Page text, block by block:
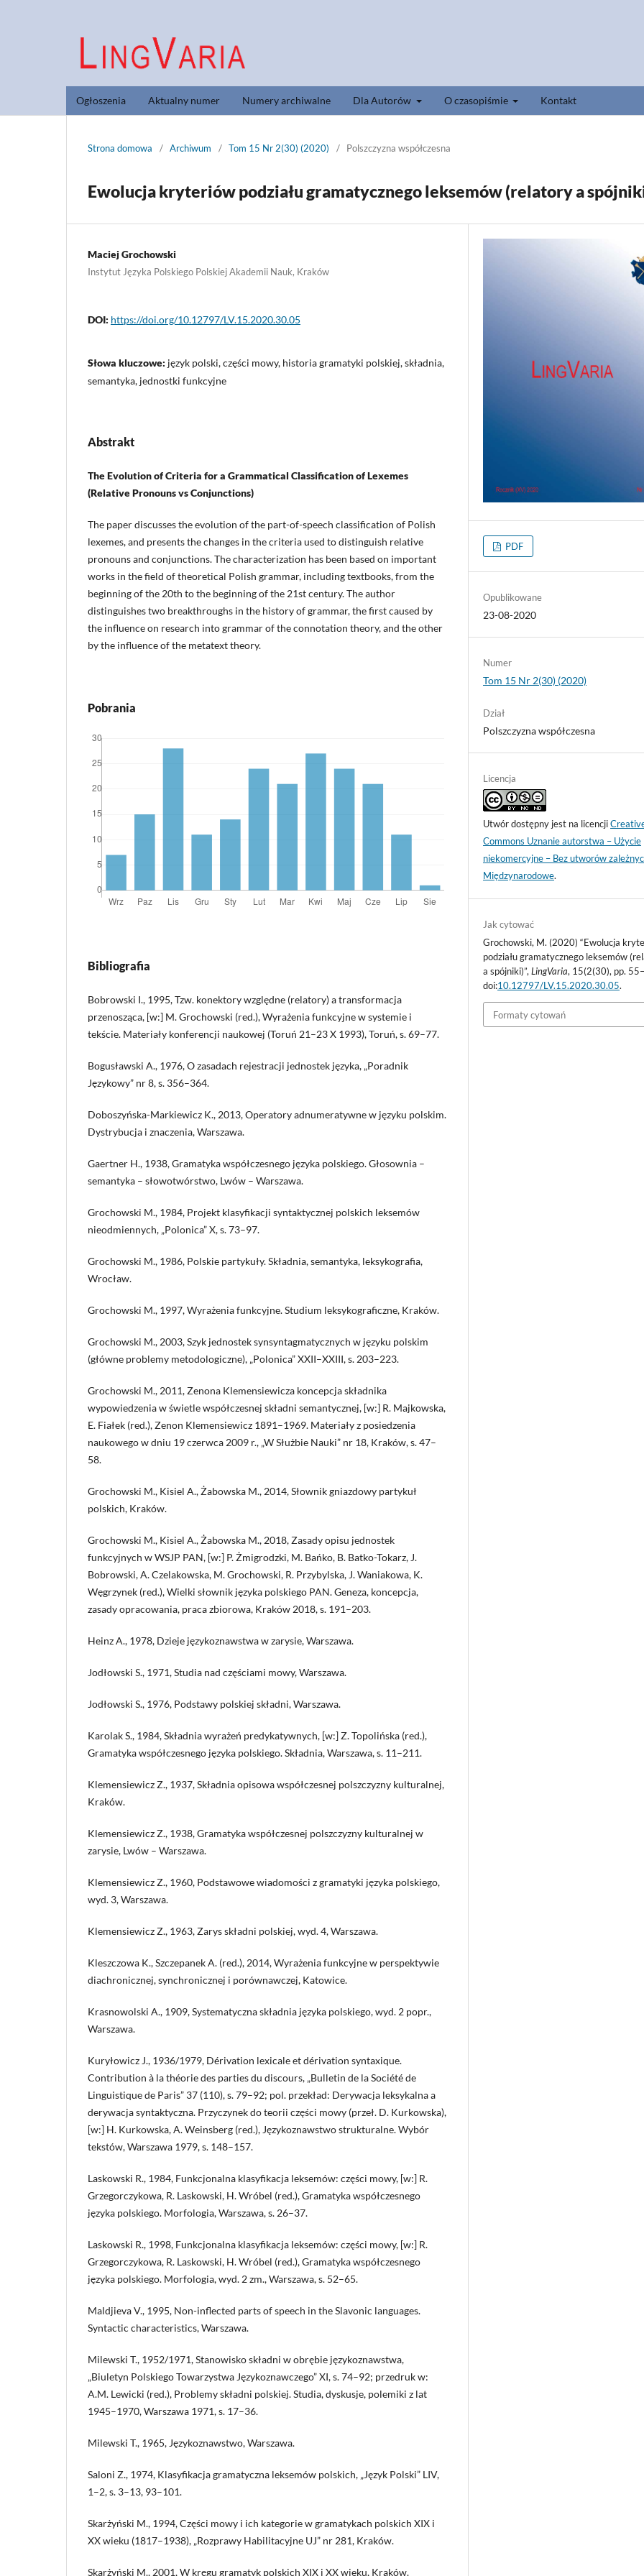
Ogłoszenia Aktualny numer Numery archiwalne Dla Autorów O czasopiśmie Kontakt
Strona domowa / Archiwum / Tom 15 Nr 2(30) (2020) / Polszczyzna współczesna
Ewolucja kryteriów podziału gramatycznego leksemów (relatory a
Maciej Grochowski
Instytut Języka Polskiego Polskiej Akademii Nauk, Kraków
DOI: https://doi.org/10.12797/LV.15.2020.30.05
Słowa kluczowe: język polski, części mowy, historia gramatyki polskiej, składnia,
semantyka, jednostki funkcyjne
Abstrakt
The Evolution of Criteria for a Grammatical Classification of Lexemes
(Relative Pronouns vs Conjunctions)
The paper discusses the evolution of the part-of-speech classification of Polish
lexemes, and presents the changes in the criteria used to distinguish relative
pronouns and conjunctions. The characterization has been based on important
works in the field of theoretical Polish grammar, including textbooks, from the
beginning of the 20th to the beginning of the 21st century. The author
distinguishes two breakthroughs in the history of grammar, the first caused by
the influence on research into grammar of the connotation theory, and the other
by the influence of the metatext theory.
Pobrania
Bibliografia
Bobrowski I., 1995, Tzw. konektory względne (relatory) a transformacja
przenosząca, [w:] M. Grochowski (red.), Wyrażenia funkcyjne w systemie i
tekście. Materiały konferencji naukowej (Toruń 21–23 X 1993), Toruń, s. 69–77.
Bogusławski A., 1976, O zasadach rejestracji jednostek języka, „Poradnik
Językowy” nr 8, s. 356–364.
Doboszyńska-Markiewicz K., 2013, Operatory adnumeratywne w języku polskim.
Dystrybucja i znaczenia, Warszawa.
Gaertner H., 1938, Gramatyka współczesnego języka polskiego. Głosownia –
semantyka – słowotwórstwo, Lwów – Warszawa.
Grochowski M., 1984, Projekt klasyfikacji syntaktycznej polskich leksemów
nieodmiennych, „Polonica” X, s. 73–97.
Grochowski M., 1986, Polskie partykuły. Składnia, semantyka, leksykografia,
Wrocław.
Grochowski M., 1997, Wyrażenia funkcyjne. Studium leksykograficzne, Kraków.
Grochowski M., 2003, Szyk jednostek synsyntagmatycznych w języku polskim
(główne problemy metodologiczne), „Polonica” XXII–XXIII, s. 203–223.
Grochowski M., 2011, Zenona Klemensiewicza koncepcja składnika
wypowiedzenia w świetle współczesnej składni semantycznej, [w:] R. Majkowska,
E. Fiałek (red.), Zenon Klemensiewicz 1891–1969. Materiały z posiedzenia
naukowego w dniu 19 czerwca 2009 r., „W Służbie Nauki” nr 18, Kraków, s. 47–
58.
Grochowski M., Kisiel A., Żabowska M., 2014, Słownik gniazdowy partykuł
polskich, Kraków.
Grochowski M., Kisiel A., Żabowska M., 2018, Zasady opisu jednostek
funkcyjnych w WSJP PAN, [w:] P. Żmigrodzki, M. Bańko, B. Batko-Tokarz, J.
Bobrowski, A. Czelakowska, M. Grochowski, R. Przybylska, J. Waniakowa, K.
Węgrzynek (red.), Wielki słownik języka polskiego PAN. Geneza, koncepcja,
zasady opracowania, praca zbiorowa, Kraków 2018, s. 191–203.
Heinz A., 1978, Dzieje językoznawstwa w zarysie, Warszawa.
Jodłowski S., 1971, Studia nad częściami mowy, Warszawa.
Jodłowski S., 1976, Podstawy polskiej składni, Warszawa.
Karolak S., 1984, Składnia wyrażeń predykatywnych, [w:] Z. Topolińska (red.),
Gramatyka współczesnego języka polskiego. Składnia, Warszawa, s. 11–211.
Klemensiewicz Z., 1937, Składnia opisowa współczesnej polszczyzny kulturalnej,
Kraków.
Klemensiewicz Z., 1938, Gramatyka współczesnej polszczyzny kulturalnej w
zarysie, Lwów – Warszawa.
Klemensiewicz Z., 1960, Podstawowe wiadomości z gramatyki języka polskiego,
wyd. 3, Warszawa.
Klemensiewicz Z., 1963, Zarys składni polskiej, wyd. 4, Warszawa.
Kleszczowa K., Szczepanek A. (red.), 2014, Wyrażenia funkcyjne w perspektywie
diachronicznej, synchronicznej i porównawczej, Katowice.
Krasnowolski A., 1909, Systematyczna składnia języka polskiego, wyd. 2 popr.,
Warszawa.
Kuryłowicz J., 1936/1979, Dérivation lexicale et dérivation syntaxique.
Contribution à la théorie des parties du discours, „Bulletin de la Société de
Linguistique de Paris” 37 (110), s. 79–92; pol. przekład: Derywacja leksykalna a
derywacja syntaktyczna. Przyczynek do teorii części mowy (przeł. D. Kurkowska),
[w:] H. Kurkowska, A. Weinsberg (red.), Językoznawstwo strukturalne. Wybór
tekstów, Warszawa 1979, s. 148–157.
Laskowski R., 1984, Funkcjonalna klasyfikacja leksemów: części mowy, [w:] R.
Grzegorczykowa, R. Laskowski, H. Wróbel (red.), Gramatyka współczesnego
języka polskiego. Morfologia, Warszawa, s. 26–37.
Laskowski R., 1998, Funkcjonalna klasyfikacja leksemów: części mowy, [w:] R.
Grzegorczykowa, R. Laskowski, H. Wróbel (red.), Gramatyka współczesnego
języka polskiego. Morfologia, wyd. 2 zm., Warszawa, s. 52–65.
Maldjieva V., 1995, Non-inflected parts of speech in the Slavonic languages.
Syntactic characteristics, Warszawa.
Milewski T., 1952/1971, Stanowisko składni w obrębie językoznawstwa,
„Biuletyn Polskiego Towarzystwa Językoznawczego” XI, s. 74–92; przedruk w:
A.M. Lewicki (red.), Problemy składni polskiej. Studia, dyskusje, polemiki z lat
1945–1970, Warszawa 1971, s. 17–36.
Milewski T., 1965, Językoznawstwo, Warszawa.
Saloni Z., 1974, Klasyfikacja gramatyczna leksemów polskich, „Język Polski” LIV,
1–2, s. 3–13, 93–101.
Skarżyński M., 1994, Części mowy i ich kategorie w gramatykach polskich XIX i
XX wieku (1817–1938), „Rozprawy Habilitacyjne UJ” nr 281, Kraków.
Skarżyński M., 2001, W kręgu gramatyk polskich XIX i XX wieku, Kraków.
PDF
Opublikowane
23-08-2020
Numer
Tom 15 Nr 2(30) (2020)
Dział
Polszczyzna współczesna
Licencja
Utwór dostępny jest na licencji
Commons Uznanie autorstwa – Użycie
niekomercyjne – Bez utworów
Międzynarodowe.
Jak cytować
Grochowski, M. (2020) “Ewolucja
podziału gramatycznego leksemów
a spójniki)”,LingVaria, 15(2(30), pp.
doi:10.12797/LV.15.2020.30.05.
Formaty cytowań